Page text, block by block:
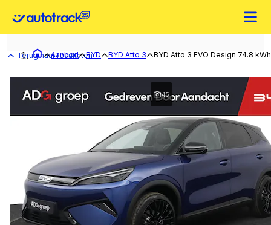
Terug naar resultaten
Aanbod BYD BYD Atto 3 BYD Atto 3 EVO Design 74.8
45